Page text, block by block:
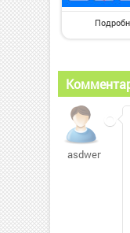
asdwertt